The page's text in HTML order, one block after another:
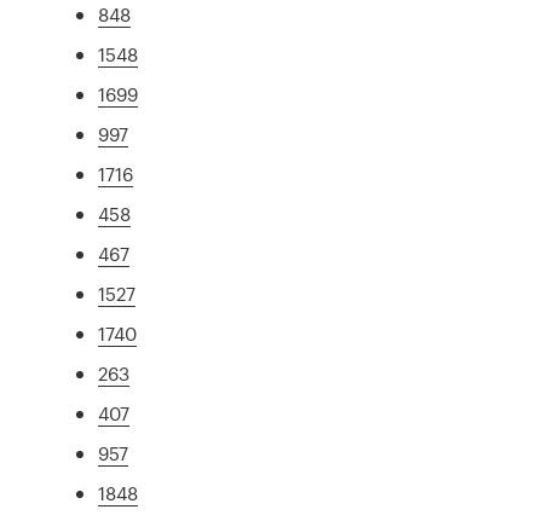
848
1548
1699
997
1716
458
467
1527
1740
263
407
957
1848